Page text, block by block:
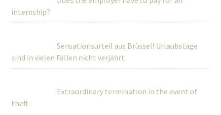
internship?
Sensationsurteil aus Brüssel! Urlaubstage
sind in vielen Fällen nicht verjährt
Extraordinary termination in the event of
theft